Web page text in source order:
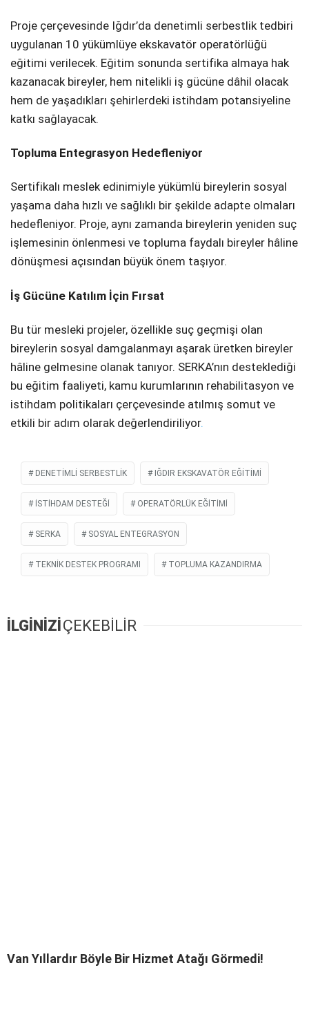
Instagram
Youtube
Proje çerçevesinde Iğdır’da denetimli serbestlik tedbiri
uygulanan 10 yükümlüye ekskavatör operatörlüğü
eğitimi verilecek. Eğitim sonunda sertifika almaya hak
kazanacak bireyler, hem nitelikli iş gücüne dâhil olacak
hem de yaşadıkları şehirlerdeki istihdam potansiyeline
katkı sağlayacak.
Topluma Entegrasyon Hedefleniyor
Sertifikalı meslek edinimiyle yükümlü bireylerin sosyal
yaşama daha hızlı ve sağlıklı bir şekilde adapte olmaları
hedefleniyor. Proje, aynı zamanda bireylerin yeniden suç
işlemesinin önlenmesi ve topluma faydalı bireyler hâline
dönüşmesi açısından büyük önem taşıyor.
İş Gücüne Katılım İçin Fırsat
Bu tür mesleki projeler, özellikle suç geçmişi olan
bireylerin sosyal damgalanmayı aşarak üretken bireyler
hâline gelmesine olanak tanıyor. SERKA’nın desteklediği
bu eğitim faaliyeti, kamu kurumlarının rehabilitasyon ve
istihdam politikaları çerçevesinde atılmış somut ve
etkili bir adım olarak değerlendiriliyor.
DENETIMLI SERBESTLIK IĞDIR EKSKAVATÖR EĞITIMI
ISTIHDAM DESTEĞI OPERATÖRLÜK EĞITIMI
SERKA SOSYAL ENTEGRASYON
TEKNIK DESTEK PROGRAMI TOPLUMA KAZANDIRMA
İLGİNİZİÇEKEBİLİR
Van Yıllardır Böyle Bir Hizmet Atağı Görmedi!